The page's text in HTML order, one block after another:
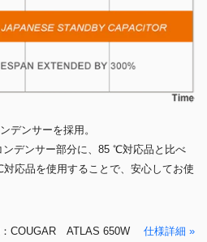
デンサーを採用。
ンデンサー部分に、85 ℃対応品と比べ
応品を使用することで、安心してお使
：COUGAR ATLAS 650W 仕様詳細 »